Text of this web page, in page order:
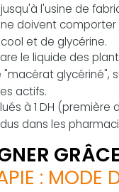
l'usine de
doivent
et de glycérine.
le liquide des
glycériné",
actifs.
à 1 DH
dans les
GRÂCE
: MODE